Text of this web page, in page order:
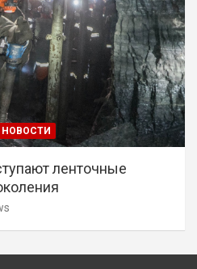
НОВОСТИ
ленточные